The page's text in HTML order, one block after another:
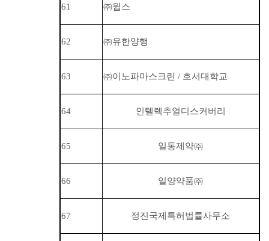
61 ㈜윕스
62 ㈜유한양행
63 ㈜이노파마스크린 / 호서대학교
64 인텔렉추얼디스커버리
65 일동제약㈜
66 일양약품㈜
67 정진국제특허법률사무소